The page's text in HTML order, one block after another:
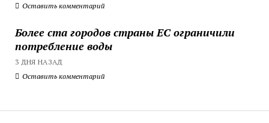
Оставить комментарий
Более ста городов страны ЕС ограничили
потребление воды
3 ДНЯ НАЗАД
Оставить комментарий